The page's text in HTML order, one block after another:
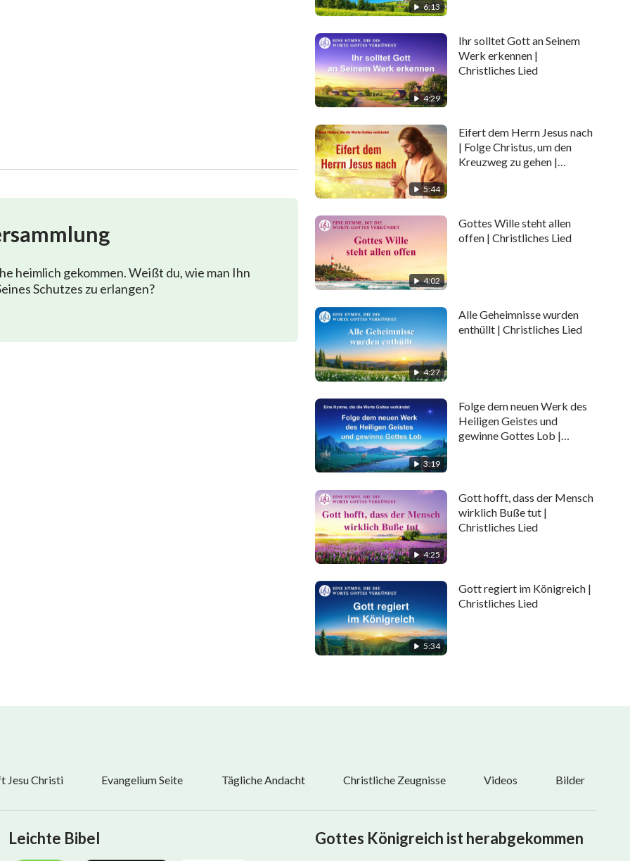
heimlich gekommen. Weißt du, wie man Ihn
Schutzes zu erlangen?
6:13
4:29
Ihr solltet Gott an Seinem
Werk erkennen |
Christliches Lied
5:44
Eifert dem Herrn Jesus nach
| Folge Christus, um den
Kreuzweg zu gehen |
4:02
Gottes Wille steht allen
offen | Christliches Lied
4:27
Alle Geheimnisse wurden
enthüllt | Christliches Lied
3:19
Folge dem neuen Werk des
Heiligen Geistes und
gewinne Gottes Lob |
4:25
Gott hofft, dass der Mensch
wirklich Buße tut |
Christliches Lied
5:34
Gott regiert im Königreich |
Christliches Lied
Jesu Christi Evangelium Seite Tägliche Andacht Christliche Zeugnisse Videos Bilder
Leichte Bibel Gottes Königreich ist herabgekommen